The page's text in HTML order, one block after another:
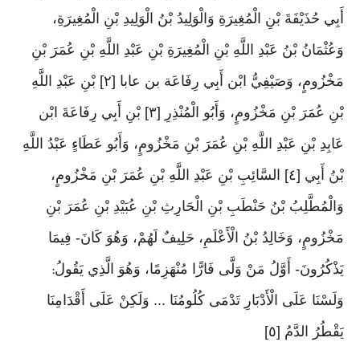
أَبِي حُذَيْفَةَ بْنِ الْمُغِيرَةِ وَالْوَلِيدُ بْنُ الْوَلِيدِ بْنِ الْمُغِيرَةِ،
وَعُثْمَانُ بْنُ عَبْدِ اللَّهِ بْنِ الْمُغِيرَةِ بْنِ عَبْدِ اللَّهِ بْنِ عُمَرَ بْنِ
مَخْزُومٍ، وَصَيْفِيُّ ابْن أَبِي رِفَاعَة بن عابا [٢] بْنِ عَبْدِ اللَّهِ
بْنِ عُمَرَ بْنِ مَخْزُومٍ، وَأَبُو الْمُنْذِرِ [٣] بْنِ أَبِي رِفَاعَةَ ابْن
عَابِدِ بْنِ عَبْدِ اللَّهِ بْنِ عُمَرَ بْنِ مَخْزُومٍ، وَأَبُو عَطَاءٍ عَبْدُ اللَّهِ
بْنُ أَبِي [٤] السَّائِبِ بْنِ عَبْدِ اللَّهِ بْنِ عُمَرَ بْنِ مَخْزُومٍ،
وَالْمُطَّلِبُ بْنُ حَنْطَبِ بْنِ الْحَارِثِ بْنِ عُبَيْدِ بْنِ عُمَرَ بْنِ
مَخْزُومٍ، وَخَالِدُ بْنُ الْأَعْلَمِ، حَلِيفٌ لَهُمْ، وَهُوَ كَانَ- فِيمَا
يَذْكُرُونَ- أَوَّلُ مَنْ وَلَّى فَارًّا مُنْهَزِمًا، وَهُوَ الَّذِي يَقُولُ:
وَلَسْنَا عَلَى الْأَدْبَارِ تَدْمَى كُلُومُنَا ... وَلَكِنْ عَلَى أَقْدَامِنَا
يَقْطُرُ الدَّمُ [٥]